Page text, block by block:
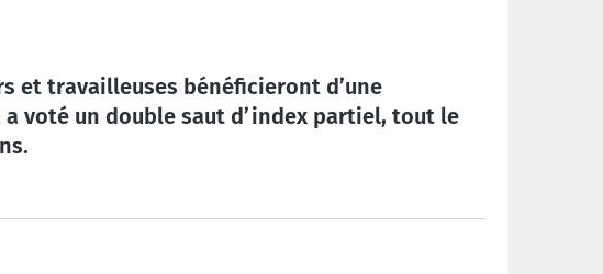
et travailleuses bénéficieront d’une
voté un double saut d’index partiel, tout le